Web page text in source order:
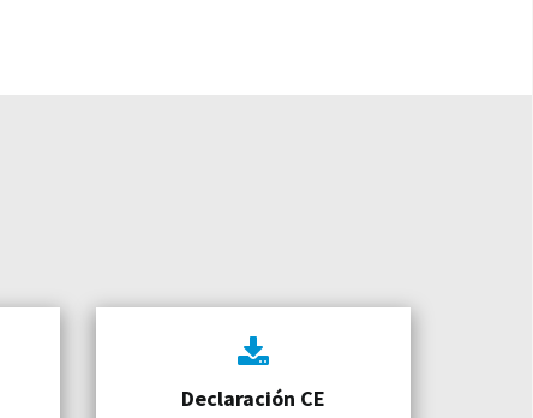
Declaración CE